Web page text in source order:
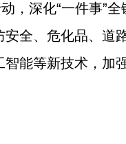
，深化“一件事”全
全、危化品、道
能等新技术，加